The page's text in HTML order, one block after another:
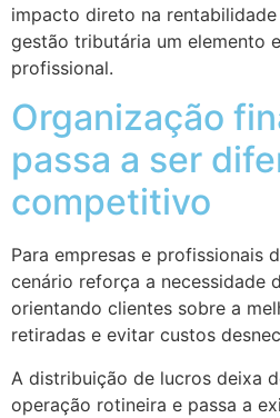
impacto direto na
gestão tributária um elemento
profissional.
Organização
passa a ser
competitivo
Para empresas e profissionais
cenário reforça a necessidade
orientando clientes sobre a
retiradas e evitar custos
A distribuição de lucros deixa
operação rotineira e passa a